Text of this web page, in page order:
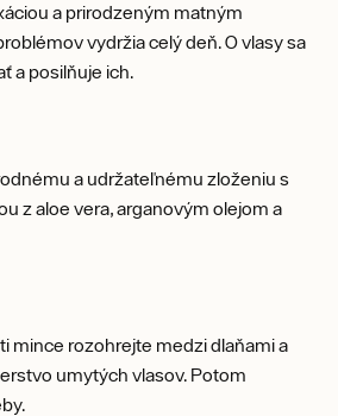
a prirodzeným matným
vydržia celý deň. O vlasy sa
a posilňuje ich.
a udržateľnému zloženiu s
z aloe vera, arganovým olejom a
mince rozohrejte medzi dlaňami a
umytých vlasov. Potom